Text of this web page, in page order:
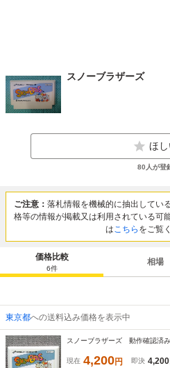
スノーブラザーズ
ほ
80 人が登
ご注意： 落札情報を機械的に抽出してい
格等の情報が掲載又は利用されている可
はこちら をご覧
価格比較
6件
相場
東京都への送料込み価格を表示中
スノーブラザーズ 動作確認済み
現在 4,200円 即決 4,200